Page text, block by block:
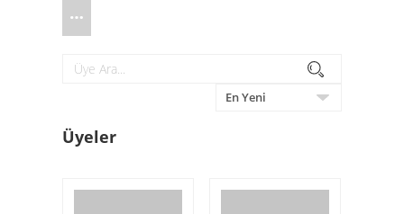
Üye
Arama
Üyeler